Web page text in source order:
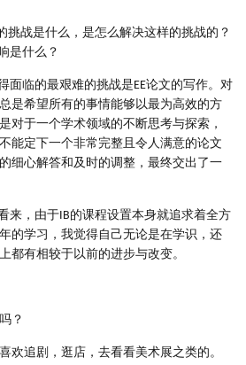
挑战是什么，是怎么解决这样的挑战的？
是什么？
面临的最艰难的挑战是EE论文的写作。对
是希望所有的事情能够以最为高效的方
对于一个学术领域的不断思考与探索，
能定下一个非常完整且令人满意的论文
细心解答和及时的调整，最终交出了一
来，由于IB的课程设置本身就追求着全方
的学习，我觉得自己无论是在学识，还
都有相较于以前的进步与改变。
？
欢追剧，逛店，去看看美术展之类的。